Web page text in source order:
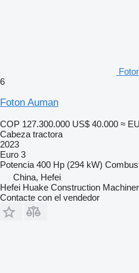
6
Foton Auman
COP 127.300.000 US$ 40.000 ≈
Cabeza tractora
2023
Euro 3
Potencia 400 Hp (294 kW)
China, Hefei
Hefei Huake Construction
Contacte con el vendedor